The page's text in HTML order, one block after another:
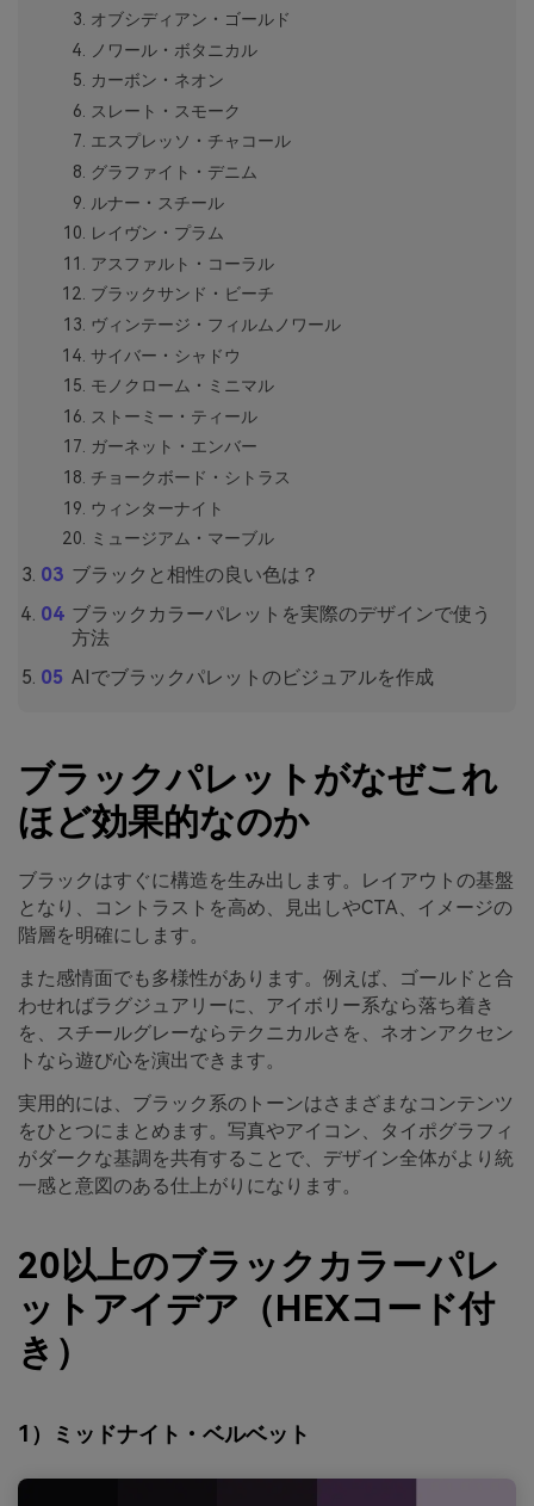
オブシディアン・ゴールド
ノワール・ボタニカル
カーボン・ネオン
スレート・スモーク
エスプレッソ・チャコール
グラファイト・デニム
ルナー・スチール
レイヴン・プラム
アスファルト・コーラル
ブラックサンド・ビーチ
ヴィンテージ・フィルムノワール
サイバー・シャドウ
モノクローム・ミニマル
ストーミー・ティール
ガーネット・エンバー
チョークボード・シトラス
ウィンターナイト
ミュージアム・マーブル
ブラックと相性の良い色は？
ブラックカラーパレットを実際のデザインで使う
方法
AIでブラックパレットのビジュアルを作成
ブラックパレットがなぜこれ
ほど効果的なのか
ブラックはすぐに構造を生み出します。レイアウトの基盤
となり、コントラストを高め、見出しやCTA、イメージの
階層を明確にします。
また感情面でも多様性があります。例えば、ゴールドと合
わせればラグジュアリーに、アイボリー系なら落ち着き
を、スチールグレーならテクニカルさを、ネオンアクセン
トなら遊び心を演出できます。
実用的には、ブラック系のトーンはさまざまなコンテンツ
をひとつにまとめます。写真やアイコン、タイポグラフィ
がダークな基調を共有することで、デザイン全体がより統
一感と意図のある仕上がりになります。
20以上のブラックカラーパレ
ットアイデア（HEXコード付
き）
1）ミッドナイト・ベルベット